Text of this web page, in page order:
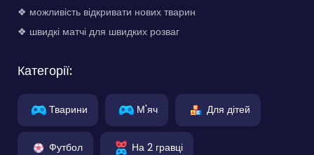
❖ можливість відкривати нових тварин
❖ швидкі матчі для швидких розваг
Категорії:
Тварини М'яч Для дітей
Футбол На 2 гравці